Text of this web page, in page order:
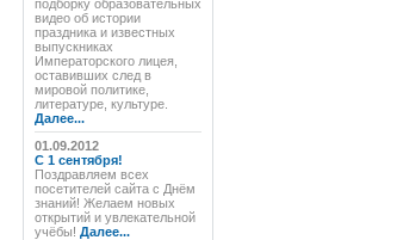
подборку образовательных
видео об истории
праздника и известных
выпускниках
Императорского лицея,
оставивших след в
мировой политике,
литературе, культуре.
Далее...
01.09.2012
C 1 сентября!
Поздравляем всех
посетителей сайта с Днём
знаний! Желаем новых
открытий и увлекательной
учёбы! Далее...